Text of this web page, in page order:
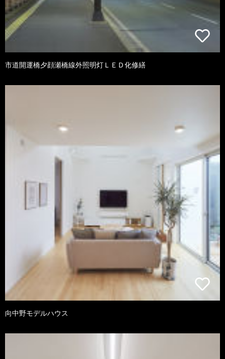
市道開運橋夕顔瀬橋線外照明灯ＬＥＤ化修繕
向中野モデルハウス